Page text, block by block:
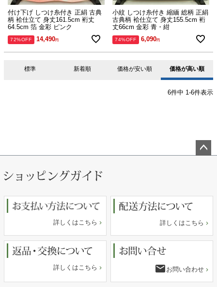
付け下げ しつけ糸付き 正絹 古典
柄 袷仕立て 身丈161.5cm 裄丈
64.5cm 箔 金彩 ピンク
72%OFF 14,490
小紋 しつけ糸付き 縮緬 総柄 正絹
古典柄 袷仕立て 身丈155.5cm 裄
丈66cm 金彩 青・紺
74%OFF 6,090
標準 新着順 価格が安い順 価格が高い順
6件中 1 -6件表示
詳しくはこちら 詳しくはこちら
詳しくはこちら email お問い合わせ